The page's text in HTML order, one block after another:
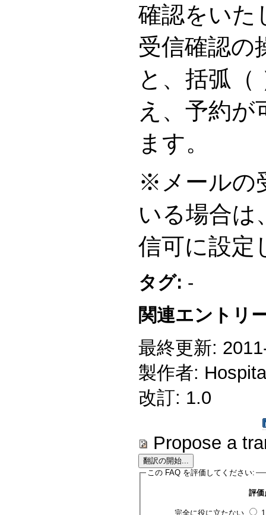
確認をいた
受信確認の
と、括弧（
え、予約が
ます。
※メールの
いる場合は
信可に設定
タグ: -
関連エントリ
最終更新:
製作者:
改訂: 1.0
Propose a
この FAQ を評価してください:
評価
完全に役に立たない